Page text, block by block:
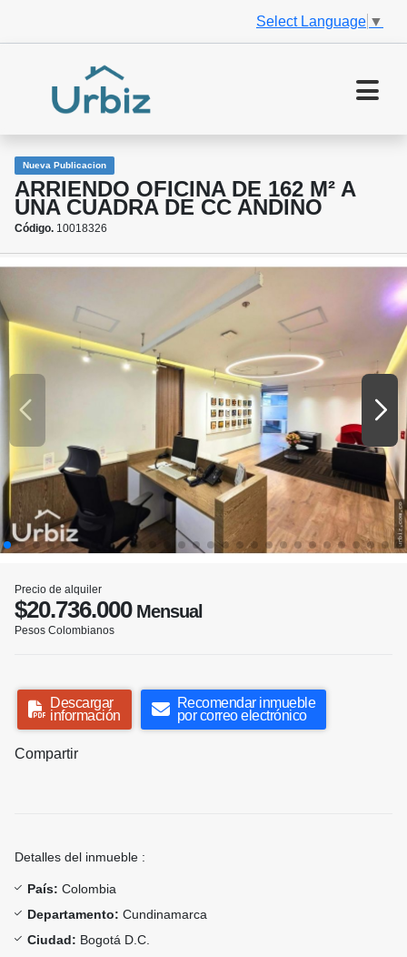
Select Language ▼
Nueva Publicacion
ARRIENDO OFICINA DE 162 M² A
UNA CUADRA DE CC ANDINO
Código. 10018326
Precio de alquiler
$20.736.000Mensual
Pesos Colombianos
Descargar
información
Recomendar inmueble
por correo electrónico
Compartir
Detalles del inmueble :
País: Colombia
Departamento: Cundinamarca
Ciudad: Bogotá D.C.